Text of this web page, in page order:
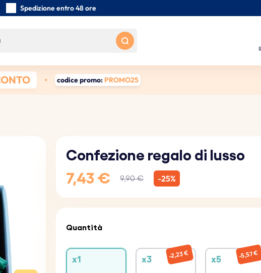
Spedizione entro 48 ore
codice promo: PROMO25
Confezione regalo di lusso
7,43 €
9,90 € -25%
Quantità
x1 x3 2,23 € x5 5,57 €